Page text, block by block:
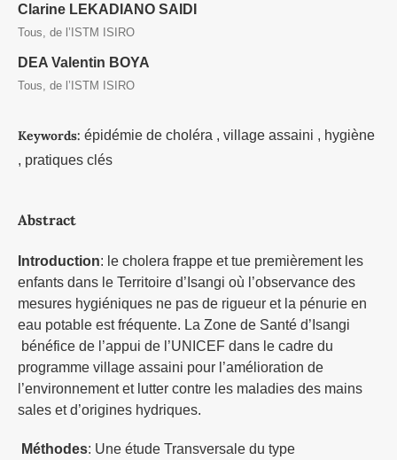
Clarine LEKADIANO SAIDI
Tous, de l’ISTM ISIRO
DEA Valentin BOYA
Tous, de l’ISTM ISIRO
Keywords: épidémie de choléra , village assaini , hygiène
, pratiques clés
Abstract
Introduction: le cholera frappe et tue premièrement les
enfants dans le Territoire d’Isangi où l’observance des
mesures hygiéniques ne pas de rigueur et la pénurie en
eau potable est fréquente. La Zone de Santé d’Isangi
bénéfice de l’appui de l’UNICEF dans le cadre du
programme village assaini pour l’amélioration de
l’environnement et lutter contre les maladies des mains
sales et d’origines hydriques.
Méthodes: Une étude Transversale du type